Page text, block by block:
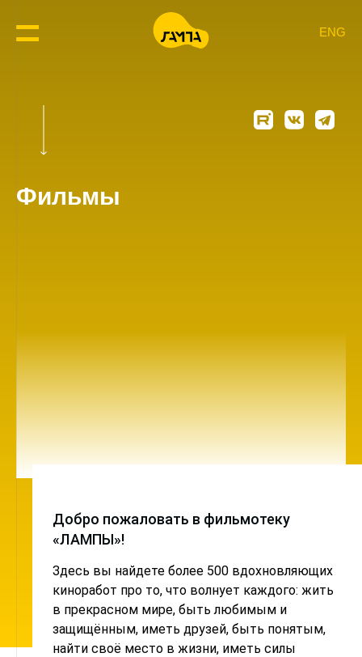
ENG
Фильмы
Добро пожаловать в фильмотеку
«ЛАМПЫ»!
Здесь вы найдете более 500 вдохновляющих
киноработ про то, что волнует каждого: жить
в прекрасном мире, быть любимым и
защищённым, иметь друзей, быть понятым,
найти своё место в жизни, иметь силы